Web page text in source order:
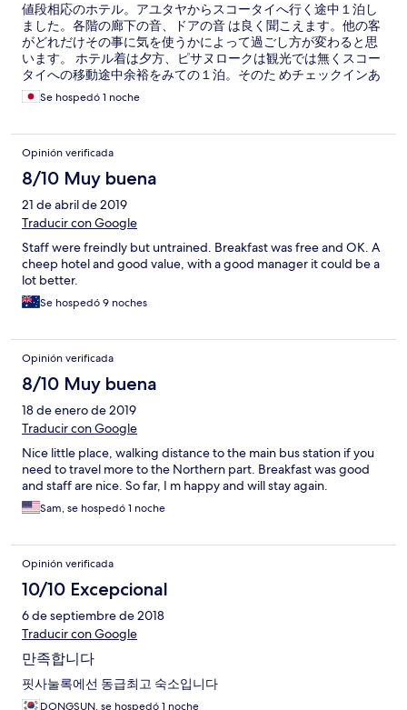
値段相応のホテル。アユタヤからスコータイへ行く途中１泊し
ました。各階の廊下の音、ドアの音 は良く聞こえます。他の客
がどれだけその事に気を使うかによって過ごし方が変わると思
います。 ホテル着は夕方、ピサヌロークは観光では無くスコー
タイへの移動途中余裕をみての１泊。そのた めチェックインあ
とは食事に出るのも面倒だと思っていたところ部屋にタイで日
本食関係を展開し ているOISHIのデリバリーメニューがあり、
はありがたかったです。スタッフの対応も良かったです。
Se hospedó 1 noche
Opinión verificada
8/10 Muy buena
21 de abril de 2019
Traducir con Google
Staff were freindly but untrained. Breakfast was free and OK. A
cheep hotel and good value, with a good manager it could be a
lot better.
Se hospedó 9 noches
Opinión verificada
8/10 Muy buena
18 de enero de 2019
Traducir con Google
Nice little place, walking distance to the main bus station if you
need to travel more to the Northern part. Breakfast was good
and staff are nice. So far, I m happy and will stay again.
Sam, se hospedó 1 noche
Opinión verificada
10/10 Excepcional
6 de septiembre de 2018
Traducir con Google
만족합니다
핏사눌록에선 동급최고 숙소입니다
DONGSUN, se hospedó 1 noche